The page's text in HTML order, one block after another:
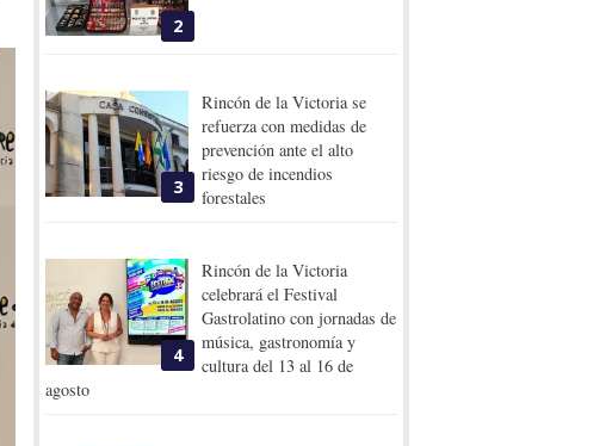
2
3
Rincón de la Victoria se
refuerza con medidas de
prevención ante el alto
riesgo de incendios
forestales
4
Rincón de la Victoria
celebrará el Festival
Gastrolatino con jornadas de
música, gastronomía y
cultura del 13 al 16 de
agosto